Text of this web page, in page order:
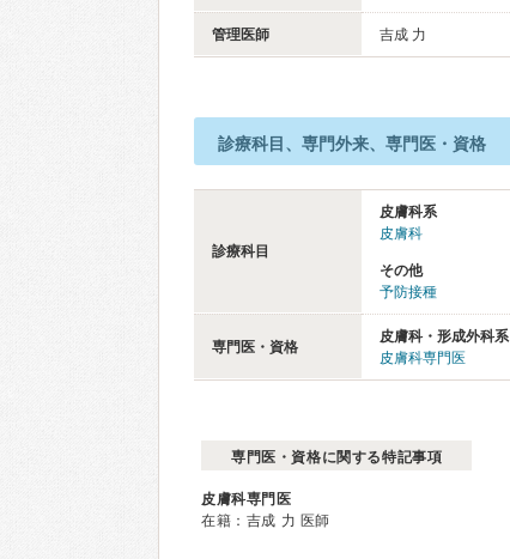
管理医師 吉成 力
診療科目、専門外来、専門医・資格
診療科目
皮膚科系
皮膚科
その他
予防接種
専門医・資格
皮膚科・形成外科系
皮膚科専門医
専門医・資格に関する特記事項
皮膚科専門医
在籍：吉成 力 医師